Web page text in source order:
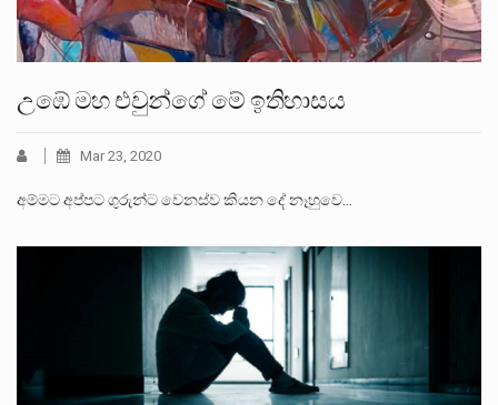
උඹේ මහ එවුන්ගේ මේ ඉතිහාසය
Mar 23, 2020
අම්මට අප්පට ගුරුන්ට වෙනස්ව කියන දේ නෑහුවෙ…